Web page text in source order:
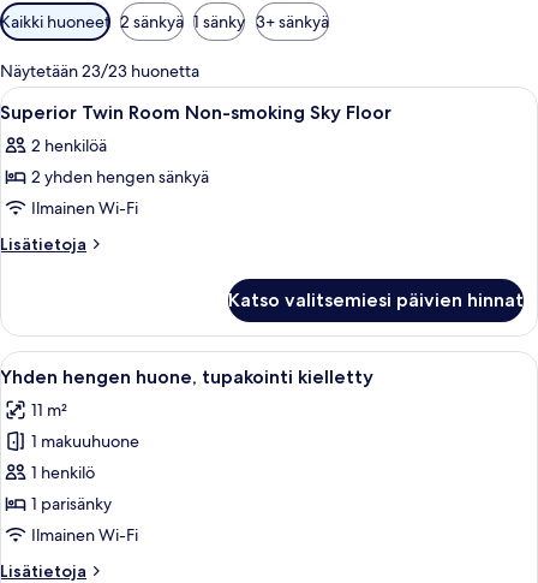
Huoneille
saatavilla
olevia
suodattimia
Kaikki huoneet 2 sänkyä 1 sänky 3+ sänkyä
Näytetään 23/23 huonetta
Avaa
kaikki
huonetyypin
Superior
Twin
Room
Sky
Floor
kuvat
Hotellihuone, jossa on kaksi sänkyä,
1
Superior Twin Room Non-smoking Sky Floor
2 henkilöä
2 yhden hengen sänkyä
Ilmainen Wi-Fi
Lisätietoja
Lisätietoja
Room
Non-
smoking
Floor
Katso valitsemiesi päivien hinnat
Avaa
kaikki
huonetyypin
Yhden
hengen
huone,
tupakointi
Hotellihuone, jossa on sänky,
46
Yhden hengen huone, tupakointi kielletty
11 m²
1 makuuhuone
1 henkilö
1 parisänky
Ilmainen Wi-Fi
Lisätietoja
Lisätietoja